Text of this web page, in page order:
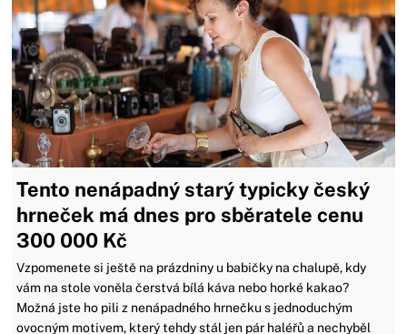
Tento nenápadný starý typicky český
hrneček má dnes pro sběratele cenu
300 000 Kč
Vzpomenete si ještě na prázdniny u babičky na chalupě, kdy
vám na stole voněla čerstvá bílá káva nebo horké kakao?
Možná jste ho pili z nenápadného hrnečku s jednoduchým
ovocným motivem, který tehdy stál jen pár haléřů a nechyběl